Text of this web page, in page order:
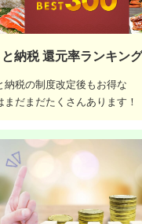
納税 還元率ランキン
納税の制度改定後もお得な
まだまだたくさんあります！